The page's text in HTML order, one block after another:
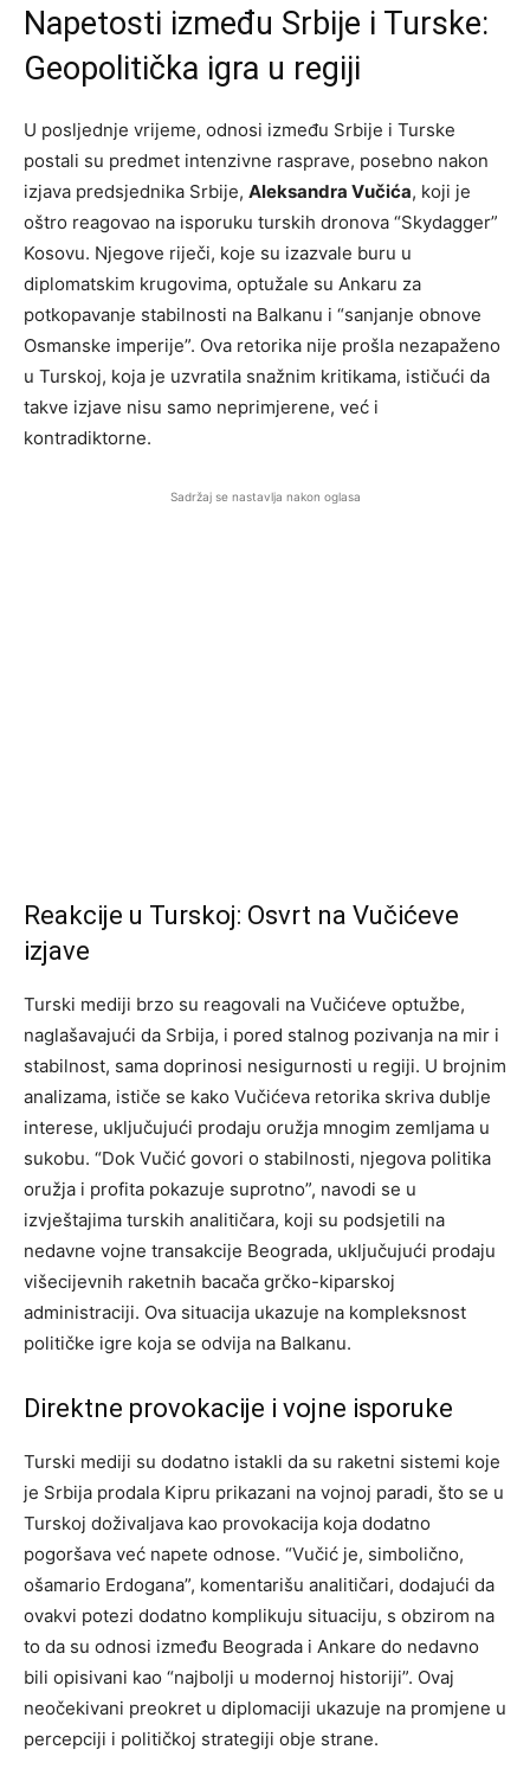
Napetosti između Srbije i Turske:
Geopolitička igra u regiji
U posljednje vrijeme, odnosi između Srbije i Turske
postali su predmet intenzivne rasprave, posebno nakon
izjava predsjednika Srbije, Aleksandra Vučića, koji je
oštro reagovao na isporuku turskih dronova “Skydagger”
Kosovu. Njegove riječi, koje su izazvale buru u
diplomatskim krugovima, optužale su Ankaru za
potkopavanje stabilnosti na Balkanu i “sanjanje obnove
Osmanske imperije”. Ova retorika nije prošla nezapaženo
u Turskoj, koja je uzvratila snažnim kritikama, ističući da
takve izjave nisu samo neprimjerene, već i
kontradiktorne.
Sadržaj se nastavlja nakon oglasa
Reakcije u Turskoj: Osvrt na Vučićeve
izjave
Turski mediji brzo su reagovali na Vučićeve optužbe,
naglašavajući da Srbija, i pored stalnog pozivanja na mir i
stabilnost, sama doprinosi nesigurnosti u regiji. U brojnim
analizama, ističe se kako Vučićeva retorika skriva dublje
interese, uključujući prodaju oružja mnogim zemljama u
sukobu. “Dok Vučić govori o stabilnosti, njegova politika
oružja i profita pokazuje suprotno”, navodi se u
izvještajima turskih analitičara, koji su podsjetili na
nedavne vojne transakcije Beograda, uključujući prodaju
višecijevnih raketnih bacača grčko-kiparskoj
administraciji. Ova situacija ukazuje na kompleksnost
političke igre koja se odvija na Balkanu.
Direktne provokacije i vojne isporuke
Turski mediji su dodatno istakli da su raketni sistemi koje
je Srbija prodala Kipru prikazani na vojnoj paradi, što se u
Turskoj doživaljava kao provokacija koja dodatno
pogoršava već napete odnose. “Vučić je, simbolično,
ošamario Erdogana”, komentarišu analitičari, dodajući da
ovakvi potezi dodatno komplikuju situaciju, s obzirom na
to da su odnosi između Beograda i Ankare do nedavno
bili opisivani kao “najbolji u modernoj historiji”. Ovaj
neočekivani preokret u diplomaciji ukazuje na promjene u
percepciji i političkoj strategiji obje strane.